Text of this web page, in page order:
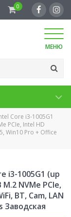
0
МЕНЮ
Core i3-1005G1
PCIe, Intel HD
Win10 Pro + Office
i3-1005G1 (up
M.2 NVMe PCIe,
BT, Cam, LAN
Заводская